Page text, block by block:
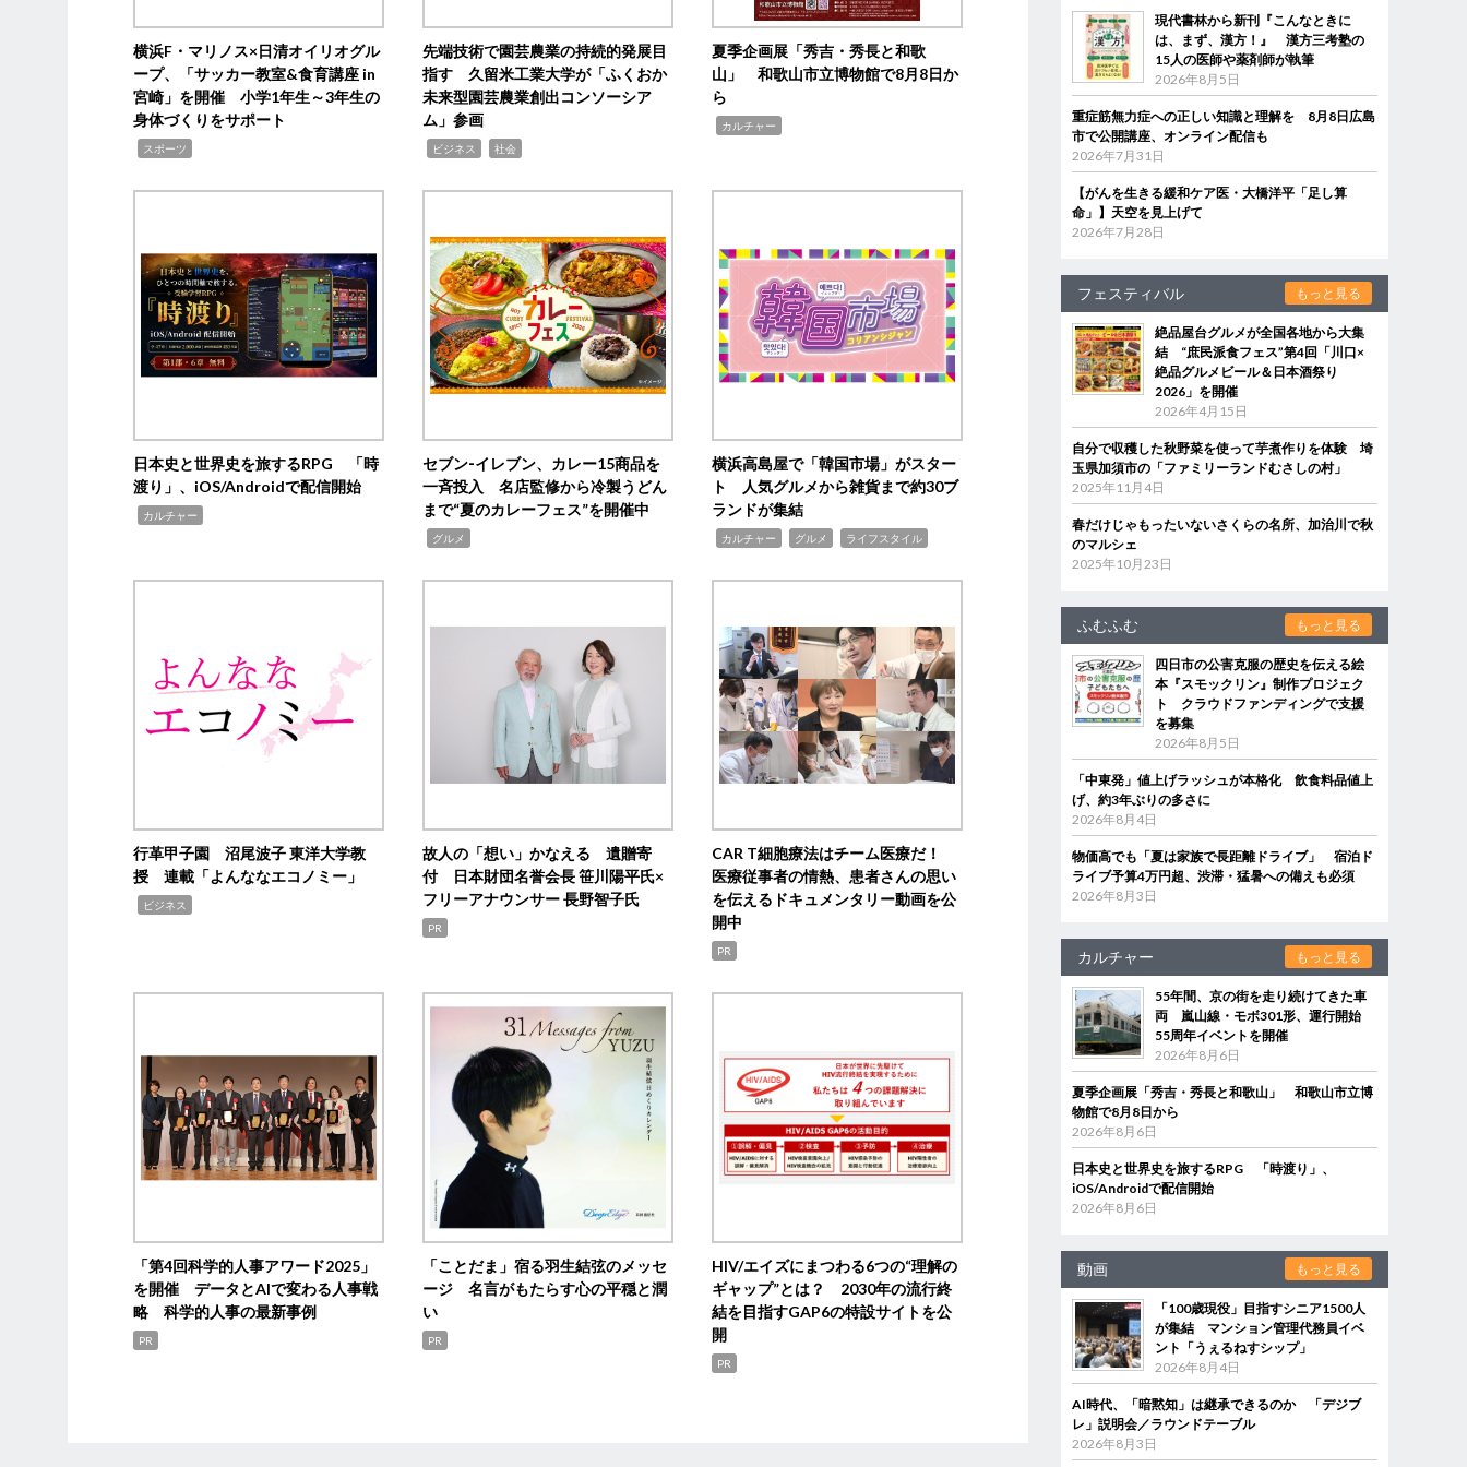
横浜F・マリノス×日清オイリオグル
ープ、「サッカー教室&食育講座 in
宮崎」を開催 小学1年生～3年生の
身体づくりをサポート
スポーツ
先端技術で園芸農業の持続的発展目
指す 久留米工業大学が「ふくおか
未来型園芸農業創出コンソーシア
ム」参画
ビジネス 社会
夏季企画展「秀吉・秀長と和歌
山」 和歌山市立博物館で8月8日か
ら
カルチャー
日本史と世界史を旅するRPG 「時
渡り」、iOS/Androidで配信開始
カルチャー
セブン‐イレブン、カレー15商品を
一斉投入 名店監修から冷製うどん
まで“夏のカレーフェス”を開催中
グルメ
横浜高島屋で「韓国市場」がスター
ト 人気グルメから雑貨まで約30ブ
ランドが集結
カルチャー グルメ ライフスタイル
行革甲子園 沼尾波子 東洋大学教
授 連載「よんななエコノミー」
ビジネス
故人の「想い」かなえる 遺贈寄
付 日本財団名誉会長 笹川陽平氏×
フリーアナウンサー 長野智子氏
PR
CAR T細胞療法はチーム医療だ！
医療従事者の情熱、患者さんの思い
を伝えるドキュメンタリー動画を公
開中
PR
「第4回科学的人事アワード2025」
を開催 データとAIで変わる人事戦
略 科学的人事の最新事例
PR
「ことだま」宿る羽生結弦のメッセ
ージ 名言がもたらす心の平穏と潤
い
PR
HIV/エイズにまつわる6つの“理解の
ギャップ”とは？ 2030年の流行終
結を目指すGAP6の特設サイトを公
開
PR
現代書林から新刊『こんなときに
は、まず、漢方！』 漢方三考塾の
15人の医師や薬剤師が執筆
2026年8月5日
重症筋無力症への正しい知識と理解を 8月8日広島
市で公開講座、オンライン配信も
2026年7月31日
【がんを生きる緩和ケア医・大橋洋平「足し算
命」】天空を見上げて
2026年7月28日
フェスティバル もっと見る
絶品屋台グルメが全国各地から大集
結 “庶民派食フェス”第4回「川口×
絶品グルメビール＆日本酒祭り
2026」を開催
2026年4月15日
自分で収穫した秋野菜を使って芋煮作りを体験 埼
玉県加須市の「ファミリーランドむさしの村」
2025年11月4日
春だけじゃもったいないさくらの名所、加治川で秋
のマルシェ
2025年10月23日
ふむふむ もっと見る
四日市の公害克服の歴史を伝える絵
本『スモックリン』制作プロジェク
ト クラウドファンディングで支援
を募集
2026年8月5日
「中東発」値上げラッシュが本格化 飲食料品値上
げ、約3年ぶりの多さに
2026年8月4日
物価高でも「夏は家族で長距離ドライブ」 宿泊ド
ライブ予算4万円超、渋滞・猛暑への備えも必須
2026年8月3日
カルチャー もっと見る
55年間、京の街を走り続けてきた車
両 嵐山線・モボ301形、運行開始
55周年イベントを開催
2026年8月6日
夏季企画展「秀吉・秀長と和歌山」 和歌山市立博
物館で8月8日から
2026年8月6日
日本史と世界史を旅するRPG 「時渡り」、
iOS/Androidで配信開始
2026年8月6日
動画 もっと見る
「100歳現役」目指すシニア1500人
が集結 マンション管理代務員イベ
ント「うぇるねすシップ」
2026年8月4日
AI時代、「暗黙知」は継承できるのか 「デジブ
レ」説明会／ラウンドテーブル
2026年8月3日